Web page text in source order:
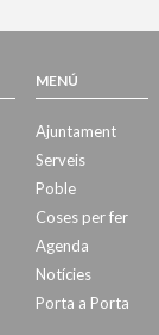
MENÚ
Ajuntament
Serveis
Poble
Coses per fer
Agenda
Notícies
Porta a Porta